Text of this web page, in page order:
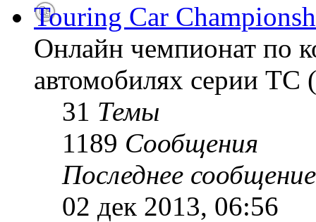
Touring Car
Онлайн чемпионат по
автомобилях серии
31 Темы
1189 Сообщения
Последнее сообщение
02 дек 2013, 06:56